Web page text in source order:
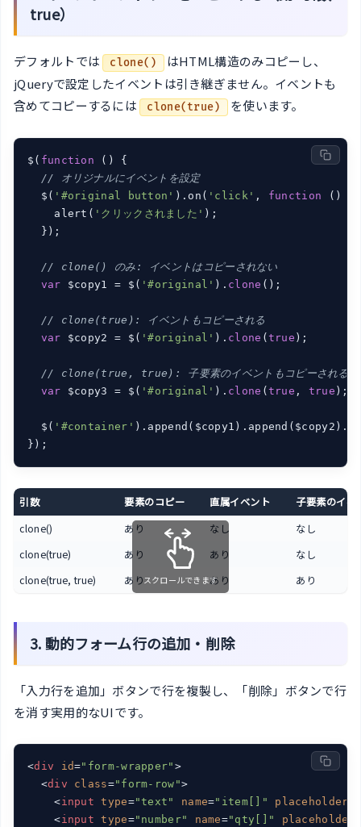
true）
デフォルトでは clone()
はHTML構造のみコピーし、
jQueryで設定したイベントは引き継ぎません。イベントも
含めてコピーするには
clone(true) を使います。
$( function ()
{
// オリジナルにイベントを設定
  $(
'#original button' ).on( 'click' , function ()
    alert(
'クリックされました' );
  });
// clone() のみ: イベントはコピーされない
var $copy1 = $( '#original' ). clone ();
// clone(true): イベントもコピーされる
var $copy2 = $( '#original' ). clone ( true );
// clone(true, true): 子要素のイベントもコピーされる
var $copy3 = $( '#original' ). clone ( true , true );
  $(
'#container'
});
引数 要素のコピー 直属イベント
子要素のイベ
clone()
あり なし
なし
clone(true)
あり あり
なし
clone(true, true)
あり あり あり
スクロールできます
3. 動的フォーム行の追加・削除
「入力行を追加」ボタンで行を複製し、「削除」ボタンで行
を消す実用的なUIです。
<div id="form-wrapper" >
<div class="form-row">
<input type="text" name="item[]" placeholder
<input type="number" name="qty[]" placeholder